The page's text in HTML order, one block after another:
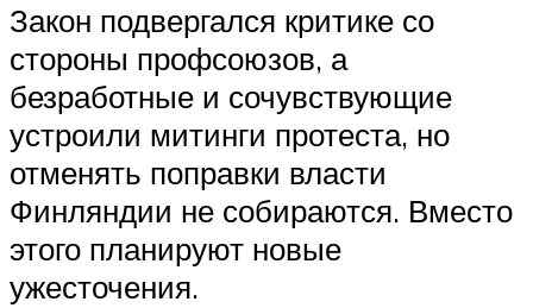
Закон подвергался критике со
стороны профсоюзов, а
безработные и сочувствующие
устроили митинги протеста, но
отменять поправки власти
Финляндии не собираются. Вместо
этого планируют новые
ужесточения.